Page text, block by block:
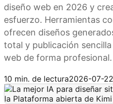
diseño web en 2026 y
esfuerzo. Herramientas
ofrecen diseños
total y publicación
web de forma profesional.
10 min. de lectura2026-07-22